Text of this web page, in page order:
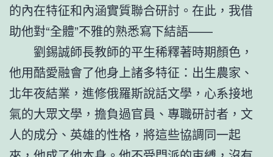
的內在特征和內涵實質聯合研討。在此，我借
助他對“全體”不雅的熟悉寫下結語——
劉錫誠師長教師的平生稀釋著時期顏色，
他用酷愛融會了他身上諸多特征：出生農家、
北年夜結業，進修俄羅斯說話文學，心系接地
氣的大眾文學，擔負過官員、專職研討者，文
人的成分、英雄的性格，將這些協調同一起